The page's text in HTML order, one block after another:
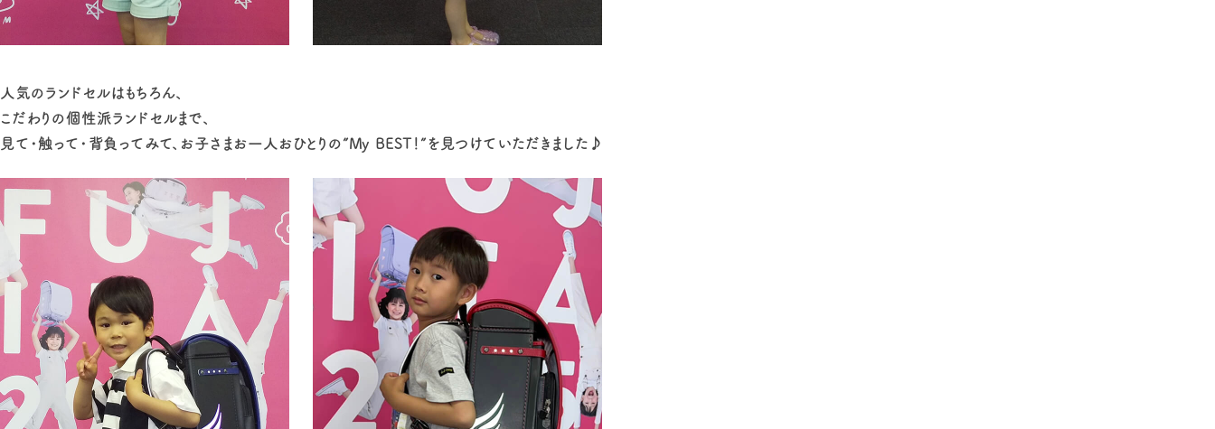
人気のランドセルはもちろん、
こだわりの個性派ランドセルまで、
見て・触って・背負ってみて、お子さまお一人おひとりの”My BEST！”を見つけていただきました♪